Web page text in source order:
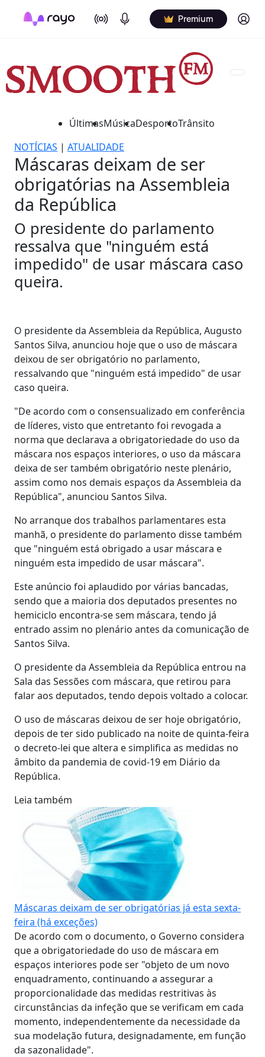
On Air Podcasts Premium Log in
ÚltimasMúsicaDesportoTrânsito
NOTÍCIAS | ATUALIDADE
Máscaras deixam de ser
obrigatórias na Assembleia
da República
O presidente do parlamento
ressalva que "ninguém está
impedido" de usar máscara caso
queira.
O presidente da Assembleia da República, Augusto
Santos Silva, anunciou hoje que o uso de máscara
deixou de ser obrigatório no parlamento,
ressalvando que "ninguém está impedido" de usar
caso queira.
"De acordo com o consensualizado em conferência
de líderes, visto que entretanto foi revogada a
norma que declarava a obrigatoriedade do uso da
máscara nos espaços interiores, o uso da máscara
deixa de ser também obrigatório neste plenário,
assim como nos demais espaços da Assembleia da
República", anunciou Santos Silva.
No arranque dos trabalhos parlamentares esta
manhã, o presidente do parlamento disse também
que "ninguém está obrigado a usar máscara e
ninguém esta impedido de usar máscara".
Este anúncio foi aplaudido por várias bancadas,
sendo que a maioria dos deputados presentes no
hemiciclo encontra-se sem máscara, tendo já
entrado assim no plenário antes da comunicação de
Santos Silva.
O presidente da Assembleia da República entrou na
Sala das Sessões com máscara, que retirou para
falar aos deputados, tendo depois voltado a colocar.
O uso de máscaras deixou de ser hoje obrigatório,
depois de ter sido publicado na noite de quinta-feira
o decreto-lei que altera e simplifica as medidas no
âmbito da pandemia de covid-19 em Diário da
República.
Leia também
Máscaras deixam de ser obrigatórias já esta sexta-
feira (há exceções)
De acordo com o documento, o Governo considera
que a obrigatoriedade do uso de máscara em
espaços interiores pode ser "objeto de um novo
enquadramento, continuando a assegurar a
proporcionalidade das medidas restritivas às
circunstâncias da infeção que se verificam em cada
momento, independentemente da necessidade da
sua modelação futura, designadamente, em função
da sazonalidade".